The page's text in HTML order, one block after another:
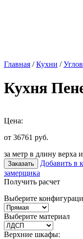
Главная /Кухни /
Кухня
Цена:
от 36761 руб.
за метр в длину верха
Заказать Добавить в
замерщика
Получить расчет
Выберите
Выберите материал
Верхние шкафы: